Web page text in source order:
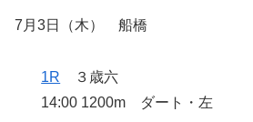
7月3日（木） 船橋
1R ３歳六
14:00 1200m ダート・左